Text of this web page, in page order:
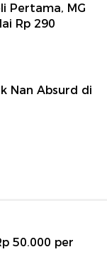
Pertama, MG
Rp 290
Nan Absurd di
50.000 per